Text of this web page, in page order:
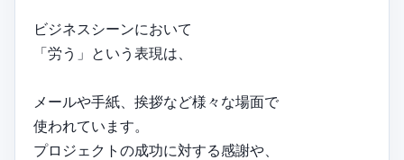
ビジネスシーンにおいて
「労う」という表現は、
メールや手紙、挨拶など様々な場面で
使われています。
プロジェクトの成功に対する感謝や、